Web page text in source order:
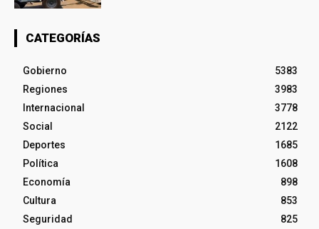
CATEGORÍAS
Gobierno
5383
Regiones
3983
Internacional
3778
Social
2122
Deportes
1685
Política
1608
Economía
898
Cultura
853
Seguridad
825